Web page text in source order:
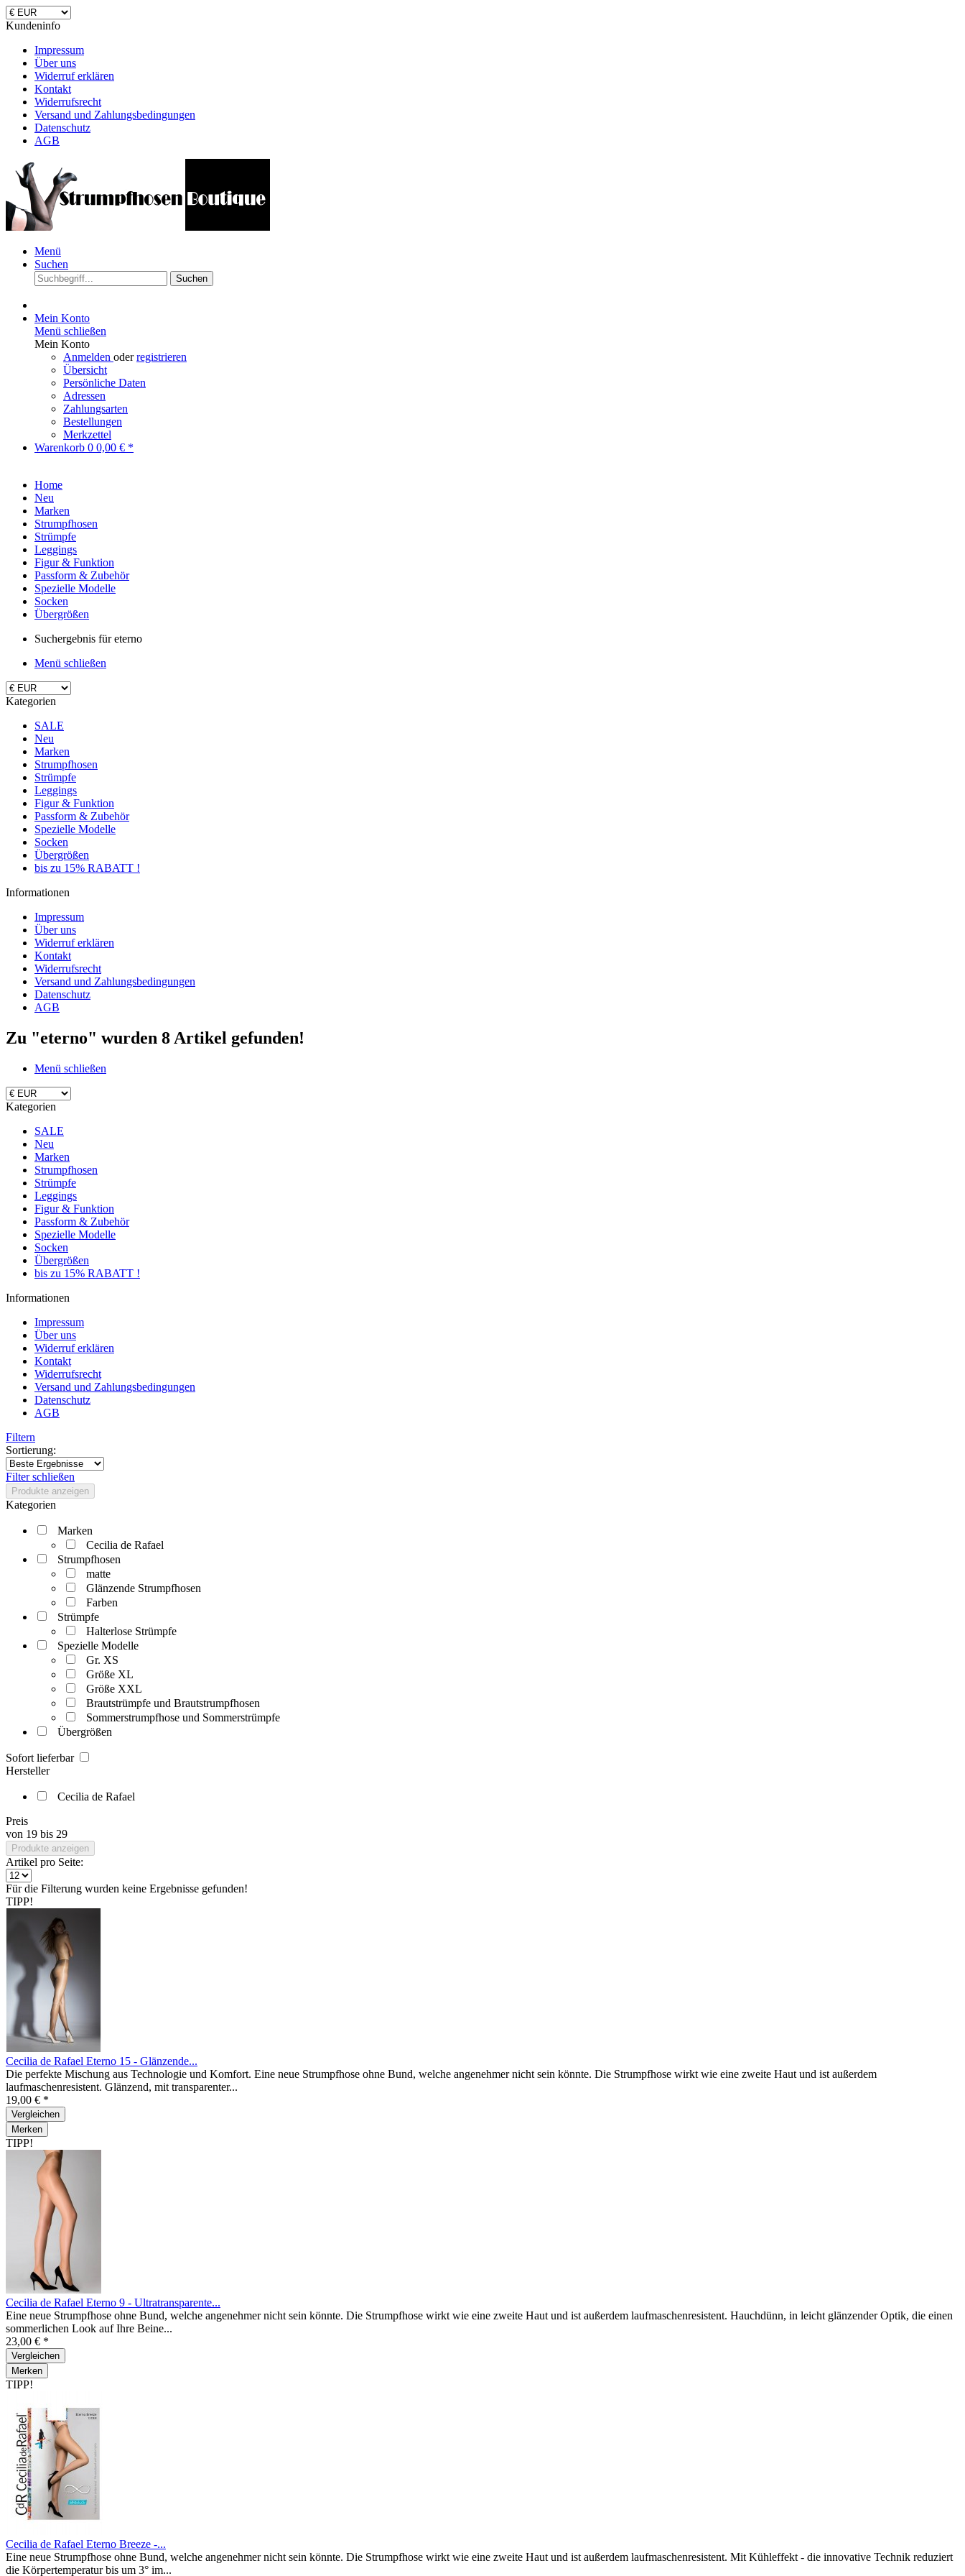
Kundeninfo
Impressum
Über uns
Widerruf erklären
Kontakt
Widerrufsrecht
Versand und Zahlungsbedingungen
Datenschutz
AGB
Menü
Suchen
Suchen
Mein Konto
Menü schließen
Mein Konto
Anmelden oderregistrieren
Übersicht
Persönliche Daten
Adressen
Zahlungsarten
Bestellungen
Merkzettel
Warenkorb 0 0,00 € *
Home
Neu
Marken
Strumpfhosen
Strümpfe
Leggings
Figur & Funktion
Passform & Zubehör
Spezielle Modelle
Socken
Übergrößen
Suchergebnis für eterno
Menü schließen
Kategorien
SALE
Neu
Marken
Strumpfhosen
Strümpfe
Leggings
Figur & Funktion
Passform & Zubehör
Spezielle Modelle
Socken
Übergrößen
bis zu 15% RABATT !
Informationen
Impressum
Über uns
Widerruf erklären
Kontakt
Widerrufsrecht
Versand und Zahlungsbedingungen
Datenschutz
AGB
Zu "eterno" wurden 8 Artikel gefunden!
Menü schließen
Kategorien
SALE
Neu
Marken
Strumpfhosen
Strümpfe
Leggings
Figur & Funktion
Passform & Zubehör
Spezielle Modelle
Socken
Übergrößen
bis zu 15% RABATT !
Informationen
Impressum
Über uns
Widerruf erklären
Kontakt
Widerrufsrecht
Versand und Zahlungsbedingungen
Datenschutz
AGB
Filtern
Sortierung:
Filter schließen
Produkte anzeigen
Kategorien
Marken
Cecilia de Rafael
Strumpfhosen
matte
Glänzende Strumpfhosen
Farben
Strümpfe
Halterlose Strümpfe
Spezielle Modelle
Gr. XS
Größe XL
Größe XXL
Brautstrümpfe und Brautstrumpfhosen
Sommerstrumpfhose und Sommerstrümpfe
Übergrößen
Sofort lieferbar
Hersteller
Cecilia de Rafael
Preis
von 19 bis 29
Produkte anzeigen
Artikel pro Seite:
Für die Filterung wurden keine Ergebnisse gefunden!
TIPP!
Cecilia de Rafael Eterno 15 - Glänzende...
Die perfekte Mischung aus Technologie und Komfort. Eine neue Strumpfhose ohne Bund, welche angenehmer nicht sein könnte. Die Strumpfhose wirkt wie eine zweite Haut und ist außerdem
laufmaschenresistent. Glänzend, mit transparenter...
19,00 € *
Vergleichen
Merken
TIPP!
Cecilia de Rafael Eterno 9 - Ultratransparente...
Eine neue Strumpfhose ohne Bund, welche angenehmer nicht sein könnte. Die Strumpfhose wirkt wie eine zweite Haut und ist außerdem laufmaschenresistent. Hauchdünn, in leicht glänzender Optik, die einen
sommerlichen Look auf Ihre Beine...
23,00 € *
Vergleichen
Merken
TIPP!
Cecilia de Rafael Eterno Breeze -...
Eine neue Strumpfhose ohne Bund, welche angenehmer nicht sein könnte. Die Strumpfhose wirkt wie eine zweite Haut und ist außerdem laufmaschenresistent. Mit Kühleffekt - die innovative Technik reduziert
die Körpertemperatur bis um 3° im...